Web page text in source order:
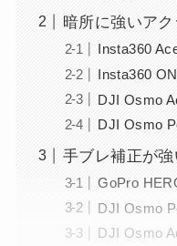
暗所に強いア
Insta360
Insta360
DJI Osmo
DJI Osmo
手ブレ補正が
GoPro
DJI Osmo
DJI Osmo